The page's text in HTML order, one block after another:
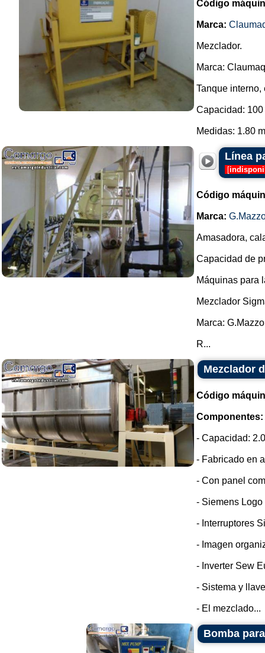
Código
Marca:
Mezclador.
Marca:
Tanque
Capacidad: 100
Medidas: 1.80
Línea
[
Código
Marca:
Amasadora,
Capacidad de
Máquinas para
Mezclador
Marca:
R...
Mezclador
Código
Componentes:
- Capacidad:
- Fabricado en
- Con panel
- Siemens Logo
- Interruptores
- Imagen
- Inverter Sew
- Sistema y
- El mezclado...
Bomba